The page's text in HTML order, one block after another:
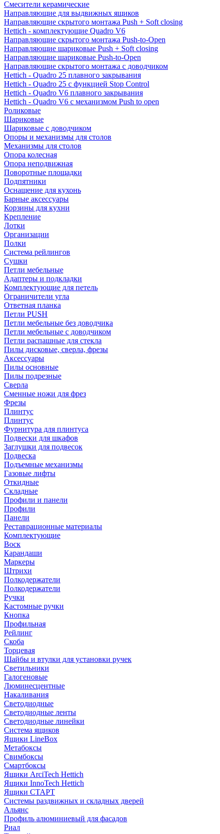
Смесители керамические
Направляющие для выдвижных ящиков
Направляющие скрытого монтажа Push + Soft closing
Hettich - комплектующие Quadro V6
Направляющие скрытого монтажа Push-to-Open
Направляющие шариковые Push + Soft closing
Направляющие шариковые Push-to-Open
Направляющие скрытого монтажа с доводчиком
Hettich - Quadro 25 плавного закрывания
Hettich - Quadro 25 с функцией Stop Control
Hettich - Quadro V6 плавного закрывания
Hettich - Quadro V6 с механизмом Push to open
Роликовые
Шариковые
Шариковые с доводчиком
Опоры и механизмы для столов
Механизмы для столов
Опора колесная
Опора неподвижная
Поворотные площадки
Подпятники
Оснащение для кухонь
Барные аксессуары
Корзины для кухни
Крепление
Лотки
Организации
Полки
Система рейлингов
Сушки
Петли мебельные
Адаптеры и подкладки
Комплектующие для петель
Ограничители угла
Ответная планка
Петли PUSH
Петли мебельные без доводчика
Петли мебельные с доводчиком
Петли распашные для стекла
Пилы дисковые, сверла, фрезы
Аксессуары
Пилы основные
Пилы подрезные
Сверла
Сменные ножи для фрез
Фрезы
Плинтус
Плинтус
Фурнитура для плинтуса
Подвески для шкафов
Заглушки для подвесок
Подвеска
Подъемные механизмы
Газовые лифты
Откидные
Складные
Профили и панели
Профили
Панели
Реставрационные материалы
Комплектующие
Воск
Карандаши
Маркеры
Штрихи
Полкодержатели
Полкодержатели
Ручки
Кастомные ручки
Кнопка
Профильная
Рейлинг
Скоба
Торцевая
Шайбы и втулки для установки ручек
Светильники
Галогеновые
Люминесцентные
Накаливания
Светодиодные
Светодиодные ленты
Светодиодные линейки
Система ящиков
Ящики LineBox
Метабоксы
Свимбоксы
Смартбоксы
Ящики ArciTech Hettich
Ящики InnoTech Hettich
Ящики СТАРТ
Системы раздвижных и складных дверей
Альянс
Профиль алюминиевый для фасадов
Риал